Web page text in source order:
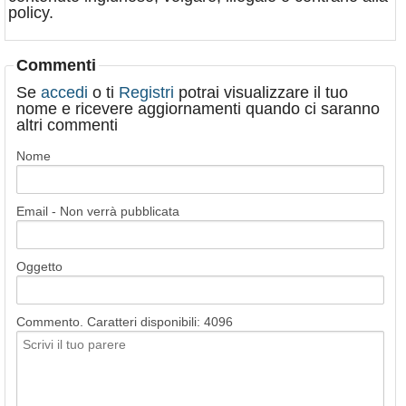
policy.
Commenti
Se accedi o ti Registri potrai visualizzare il tuo
nome e ricevere aggiornamenti quando ci saranno
altri commenti
Nome
Email - Non verrà pubblicata
Oggetto
Commento. Caratteri disponibili: 4096